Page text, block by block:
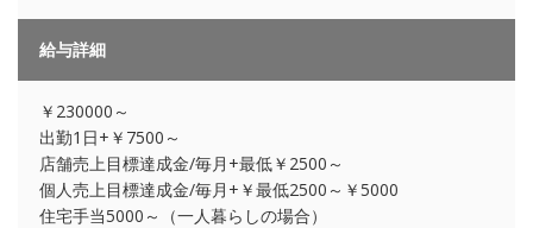
給与詳細
￥230000～
出勤1日+￥7500～
店舗売上目標達成金/毎月+最低￥2500～
個人売上目標達成金/毎月+￥最低2500～￥5000
住宅手当5000～（一人暮らしの場合）